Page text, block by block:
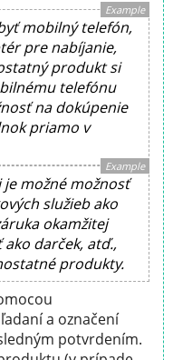
Example
mobilný telefón,
pre nabíjanie,
produkt si
telefónu
na dokúpenie
priamo v
Example
možné možnosť
služieb ako
okamžitej
darček, atď.,
produkty.
a označení
potvrdením.